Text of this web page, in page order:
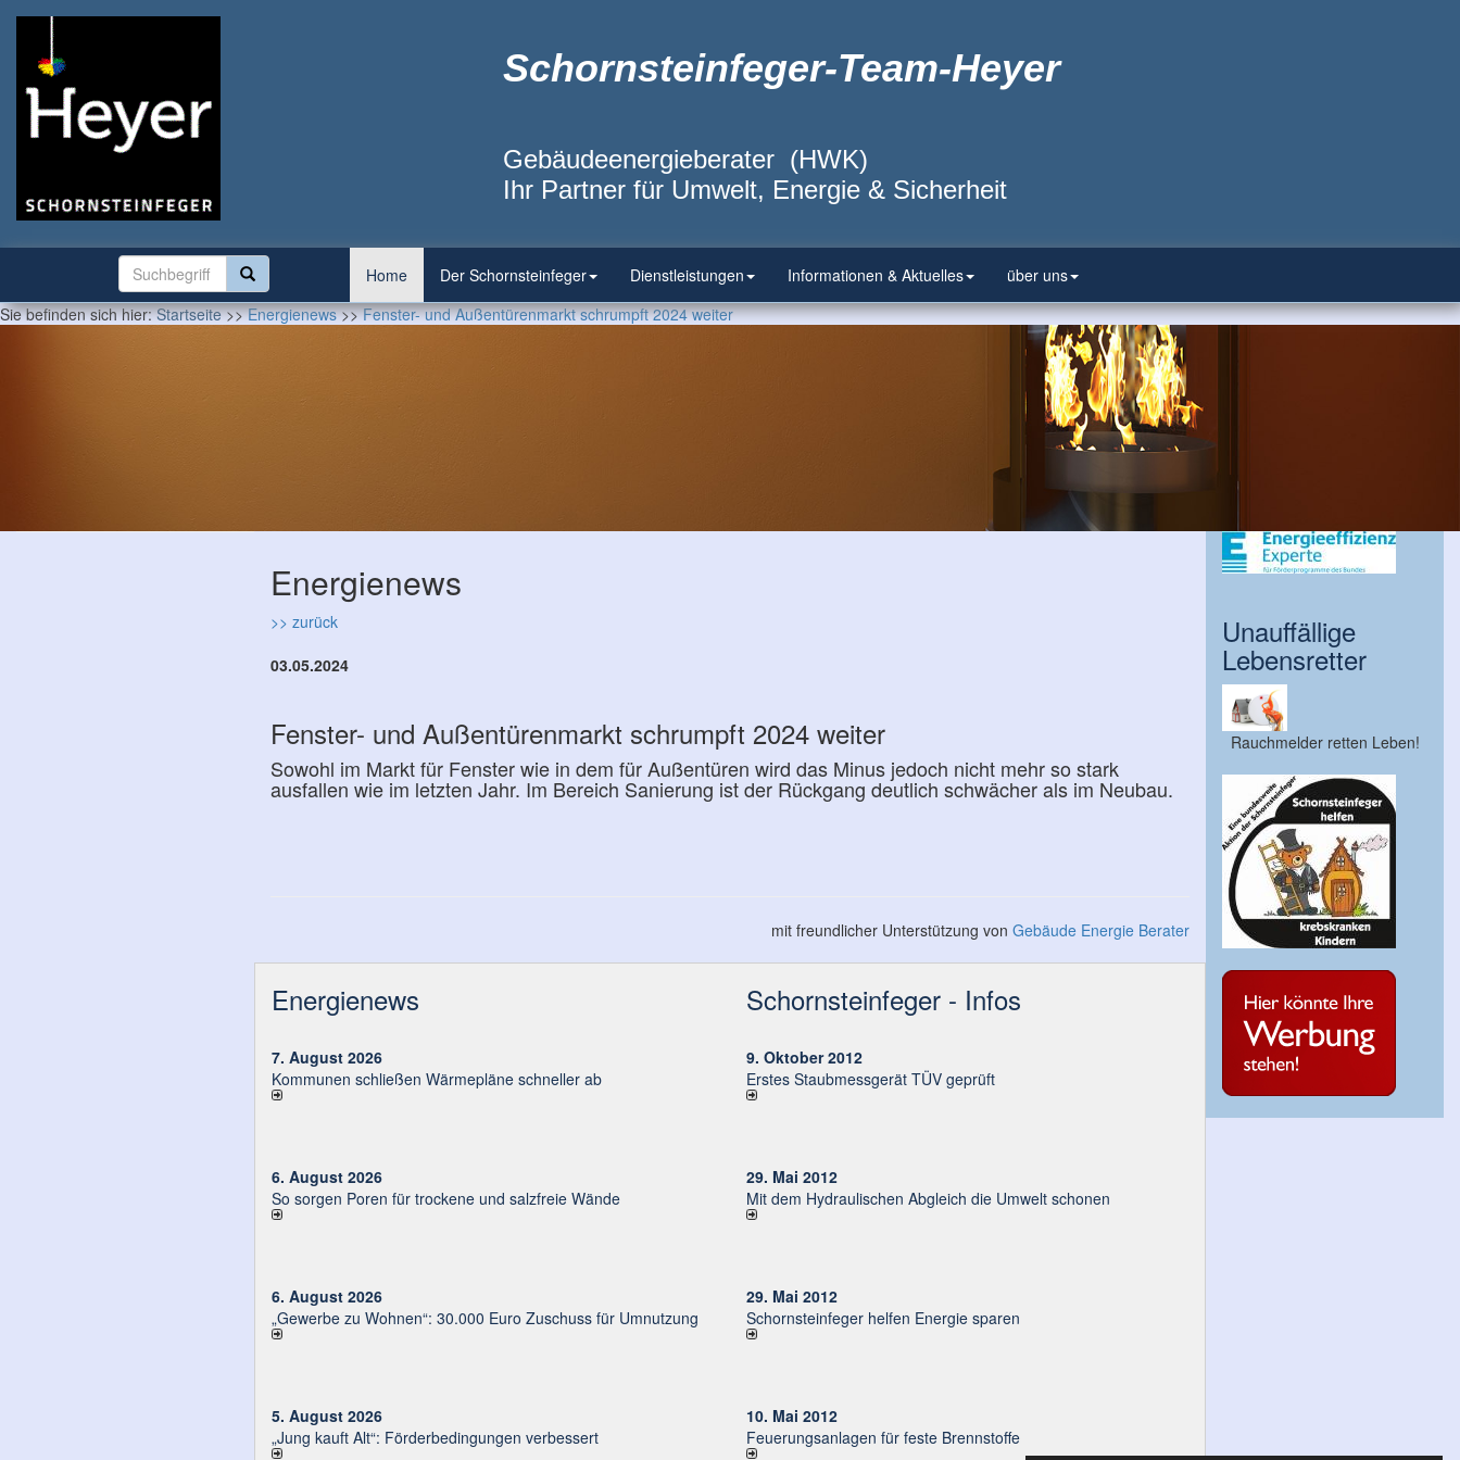
Schornsteinfeger-Team-Heyer
Gebäudeenergieberater (HWK)
Ihr Partner für Umwelt, Energie & Sicherheit
Home Der Schornsteinfeger Dienstleistungen Informationen & Aktuelles
über uns
Sie befinden sich hier:Startseite>>Energienews>>Fenster- und Außentürenmarkt schrumpft 2024 weiter
Energienews
>> zurück
03.05.2024
Fenster- und Außentürenmarkt schrumpft 2024 weiter
Sowohl im Markt für Fenster wie in dem für Außentüren wird das Minus jedoch nicht mehr so stark
ausfallen wie im letzten Jahr. Im Bereich Sanierung ist der Rückgang deutlich schwächer als im Neubau.
mit freundlicher Unterstützung von Gebäude Energie Berater
Energienews
7. August 2026
Kommunen schließen Wärmepläne schneller ab
6. August 2026
So sorgen Poren für trockene und salzfreie Wände
6. August 2026
„Gewerbe zu Wohnen“: 30.000 Euro Zu­schuss für Um­nut­zung
5. August 2026
„Jung kauft Alt“: Förder­be­din­gun­gen ver­bessert
Schornsteinfeger - Infos
9. Oktober 2012
Erstes Staubmessgerät TÜV geprüft
29. Mai 2012
Mit dem Hydraulischen Abgleich die Umwelt schonen
29. Mai 2012
Schornsteinfeger helfen Energie sparen
10. Mai 2012
Feuerungsanlagen für feste Brennstoffe
Unauffällige
Lebensretter
Rauchmelder retten Leben!